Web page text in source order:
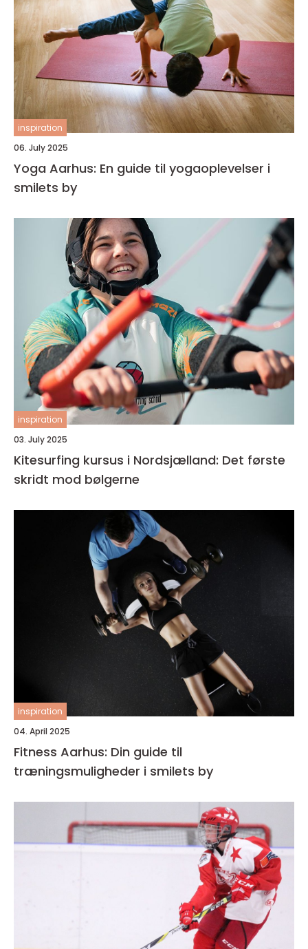
inspiration
06. July 2025
Yoga Aarhus: En guide til yogaoplevelser i
smilets by
inspiration
03. July 2025
Kitesurfing kursus i Nordsjælland: Det første
skridt mod bølgerne
inspiration
04. April 2025
Fitness Aarhus: Din guide til
træningsmuligheder i smilets by